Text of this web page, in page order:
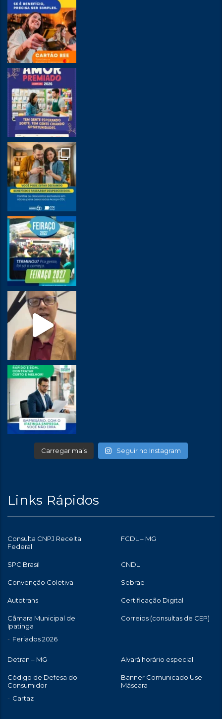
Carregar mais Seguir no Instagram
Links Rápidos
Consulta CNPJ Receita
Federal
FCDL – MG
SPC Brasil CNDL
Convenção Coletiva Sebrae
Autotrans Certificação Digital
Câmara Municipal de
Ipatinga
Feriados 2026
Correios (consultas de CEP)
Detran – MG Alvará horário especial
Código de Defesa do
Consumidor
Cartaz
Banner Comunicado Use
Máscara